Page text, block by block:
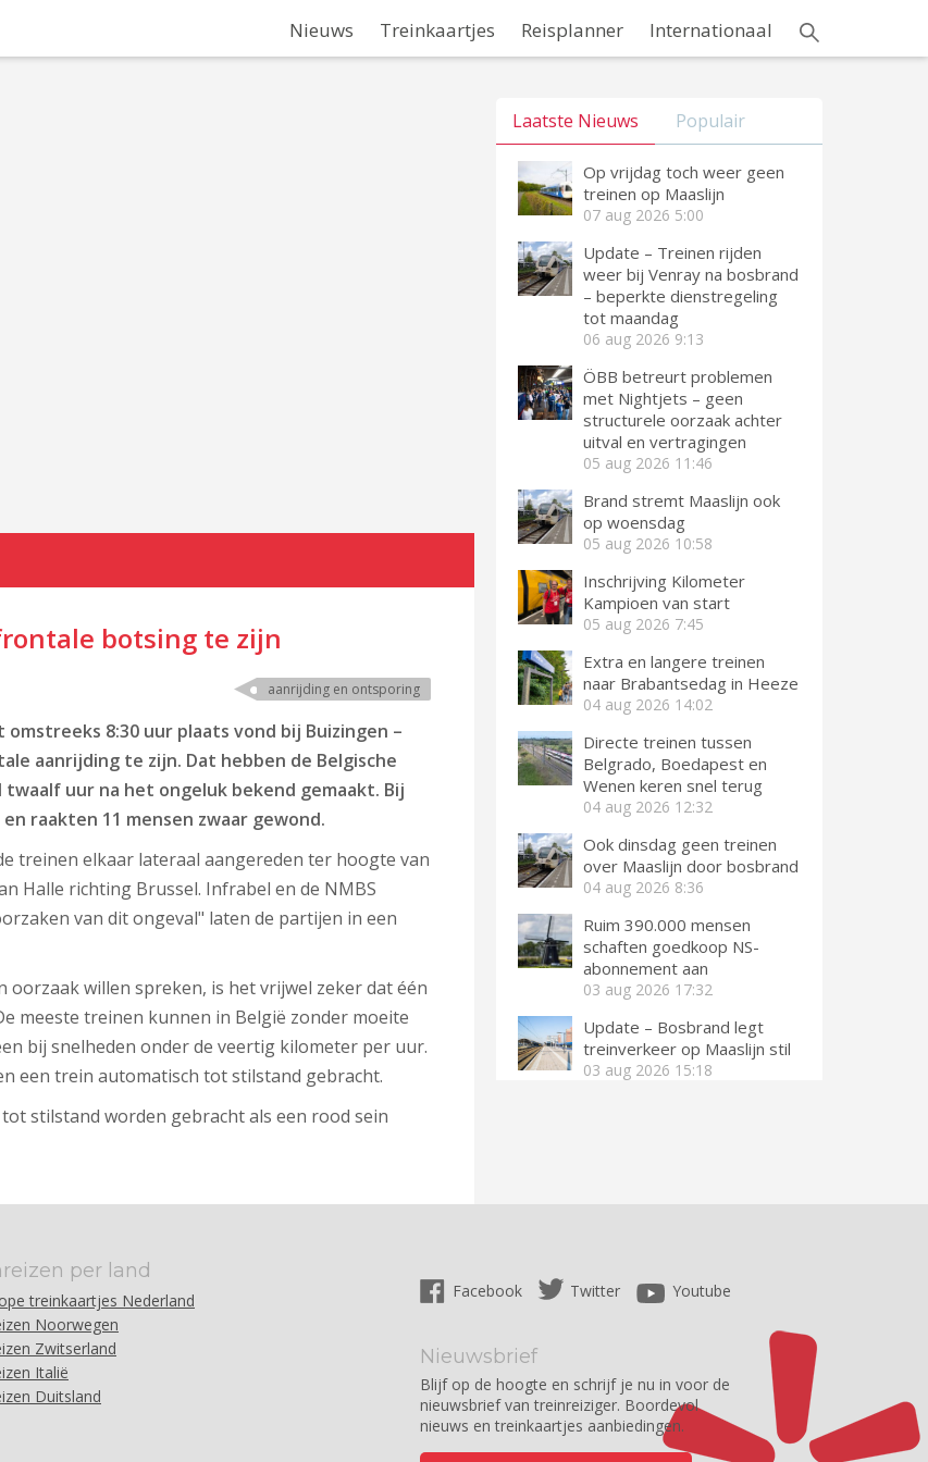
Nieuws Treinkaartjes Reisplanner Internationaal
botsing te zijn
aanrijding en ontsporing
8:30 uur plaats vond bij Buizingen –
aanrijding te zijn. Dat hebben de Belgische
uur na het ongeluk bekend gemaakt. Bij
raakten 11 mensen zwaar gewond.
treinen elkaar lateraal aangereden ter hoogte van
Halle richting Brussel. Infrabel en de NMBS
van dit ongeval" laten de partijen in een
willen spreken, is het vrijwel zeker dat één
meeste treinen kunnen in België zonder moeite
bij snelheden onder de veertig kilometer per uur.
een trein automatisch tot stilstand gebracht.
stilstand worden gebracht als een rood sein
Laatste Nieuws Populair
Op vrijdag toch weer geen
treinen op Maaslijn
07 aug 2026 5:00
Update – Treinen rijden
weer bij Venray na bosbrand
– beperkte dienstregeling
tot maandag
06 aug 2026 9:13
ÖBB betreurt problemen
met Nightjets – geen
structurele oorzaak achter
uitval en vertragingen
05 aug 2026 11:46
Brand stremt Maaslijn ook
op woensdag
05 aug 2026 10:58
Inschrijving Kilometer
Kampioen van start
05 aug 2026 7:45
Extra en langere treinen
naar Brabantsedag in Heeze
04 aug 2026 14:02
Directe treinen tussen
Belgrado, Boedapest en
Wenen keren snel terug
04 aug 2026 12:32
Ook dinsdag geen treinen
over Maaslijn door bosbrand
04 aug 2026 8:36
Ruim 390.000 mensen
schaften goedkoop NS-
abonnement aan
03 aug 2026 17:32
Update – Bosbrand legt
treinverkeer op Maaslijn stil
03 aug 2026 15:18
per land
treinkaartjes Nederland
Noorwegen
Zwitserland
Italië
Duitsland
Facebook Twitter Youtube
Nieuwsbrief
Blijf op de hoogte en schrijf je nu in voor de
nieuwsbrief van treinreiziger. Boordevol
nieuws en treinkaartjes aanbiedingen.